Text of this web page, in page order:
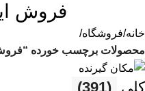
فروش
خانه فروشگاه
محصولات برچسب خورده “فروش
کلی (391)